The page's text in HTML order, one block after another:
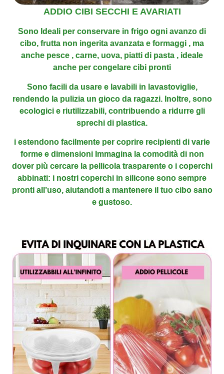
ADDIO CIBI SECCHI E AVARIATI
Sono Ideali per conservare in frigo ogni avanzo di
cibo, frutta non ingerita avanzata e formaggi , ma
anche pesce , carne, uova, piatti di pasta , ideale
anche per congelare cibi pronti
Sono facili da usare e lavabili in lavastoviglie,
rendendo la pulizia un gioco da ragazzi. Inoltre, sono
ecologici e riutilizzabili, contribuendo a ridurre gli
sprechi di plastica.
i estendono facilmente per coprire recipienti di varie
forme e dimensioni Immagina la comodità di non
dover più cercare la pellicola trasparente o i coperchi
abbinati: i nostri coperchi in silicone sono sempre
pronti all’uso, aiutandoti a mantenere il tuo cibosano
e gustoso.